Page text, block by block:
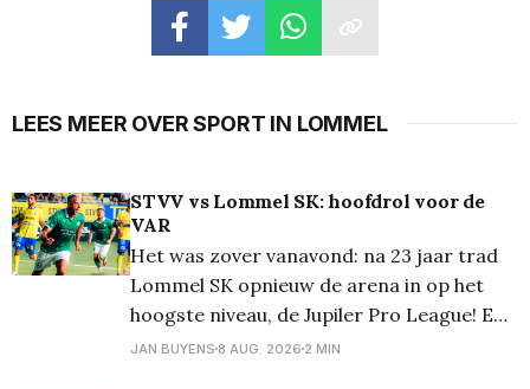
LEES MEER OVER SPORT IN LOMMEL
STVV vs Lommel SK: hoofdrol voor de
VAR
Het was zover vanavond: na 23 jaar trad
Lommel SK opnieuw de arena in op het
hoogste niveau, de Jupiler Pro League! En
ze deden dat voortreffelijk want ze
JAN BUYENS 8 AUG. 2026 2 MIN